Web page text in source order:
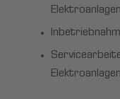
Elektroanlagen
Elektroanlagen